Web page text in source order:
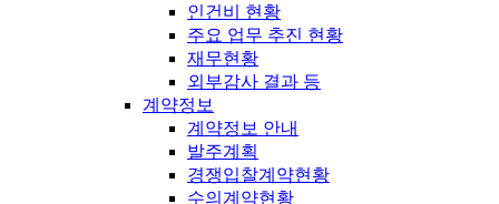
인건비 현황
주요 업무 추진 현황
재무현황
외부감사 결과 등
계약정보
계약정보 안내
발주계획
경쟁입찰계약현황
수의계약현황